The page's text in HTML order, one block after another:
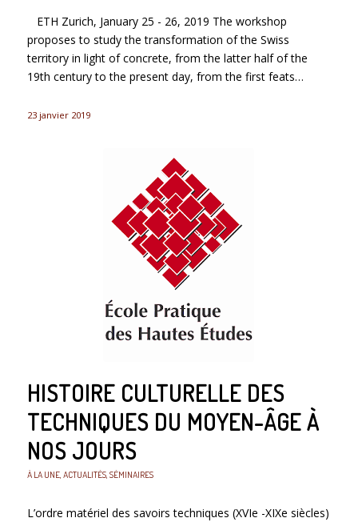
ETH Zurich, January 25 - 26, 2019 The workshop
proposes to study the transformation of the Swiss
territory in light of concrete, from the latter half of the
19th century to the present day, from the first feats…
23 janvier 2019
HISTOIRE CULTURELLE DES
TECHNIQUES DU MOYEN-ÂGE À
NOS JOURS
À LA UNE, ACTUALITÉS, SÉMINAIRES
L’ordre matériel des savoirs techniques (XVIe -XIXe siècles)